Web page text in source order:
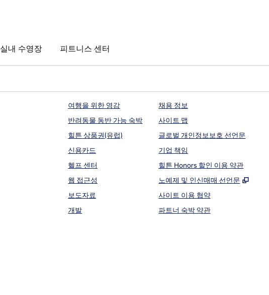
실내 수영장 피트니스 센터
여행을 위한 영감
반려동물 동반 가능 숙박
힐튼 상품권(유럽)
신용카드
헬프 센터
웹 접근성
보도자료
개발
채용 정보
사이트 맵
글로벌 개인정보보호 선언문
기업 책임
힐튼 Honors 할인 이용 약관
노예제 및 인신매매 선언문
,
사이트 이용 협약
파트너 숙박 약관